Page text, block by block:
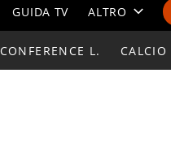
GUIDA TV ALTRO
CALENDARI
CONFERENCE L. CALCIO